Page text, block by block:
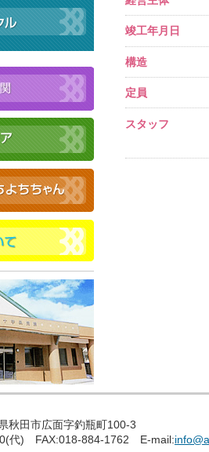
竣工年月日
構造
定員
スタッフ
田市広面字釣瓶町100-3
代) FAX:018-884-1762 E-mail: